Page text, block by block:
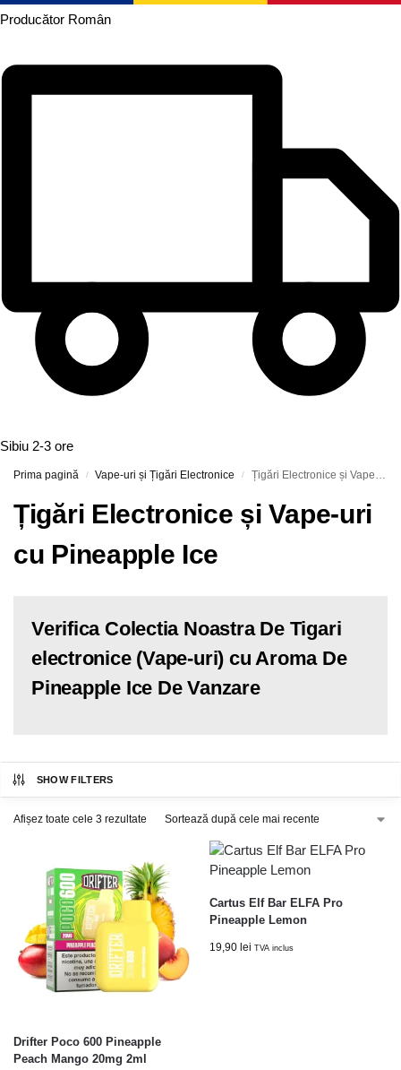
Producător Român
Sibiu 2-3 ore
Prima pagină / Vape-uri și Țigări Electronice / Țigări Electronice și Vape-uri cu Pineapple Ice
Țigări Electronice și Vape-uri
cu Pineapple Ice
Verifica Colectia Noastra De Tigari
electronice (Vape-uri) cu Aroma De
Pineapple Ice De Vanzare
SHOW FILTERS
Afișez toate cele 3 rezultate
Drifter Poco 600 Pineapple
Peach Mango 20mg 2ml
Cartus Elf Bar ELFA Pro
Pineapple Lemon
19,90 lei TVA inclus